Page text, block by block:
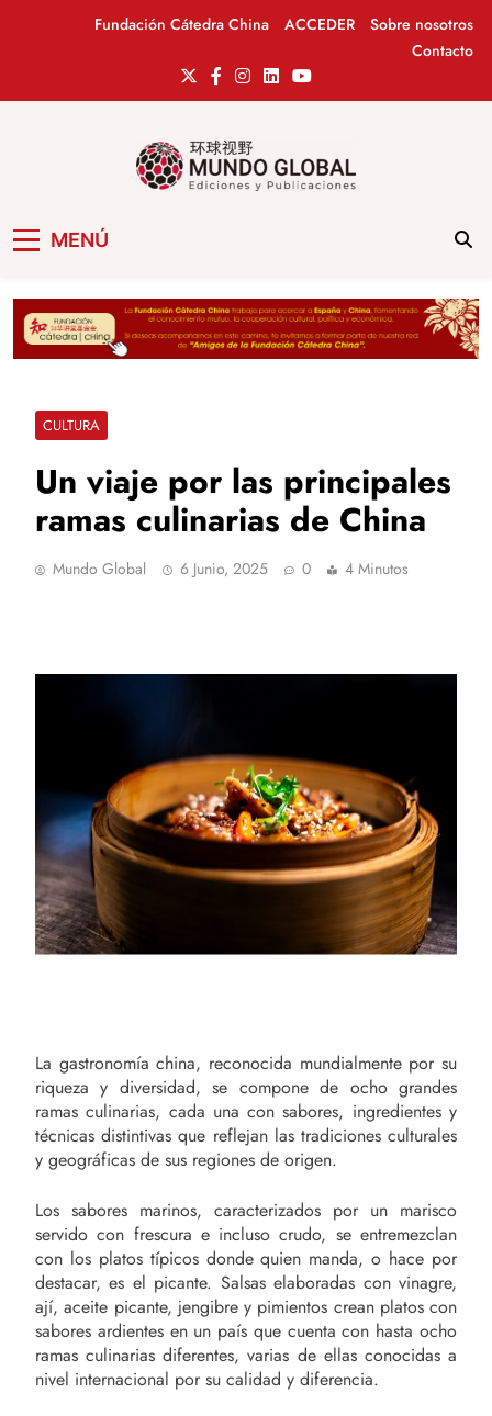
Fundación Cátedra China ACCEDER
Sobre nosotros
Contacto
MENÚ
CULTURA
Un viaje por las principales
ramas culinarias de China
Mundo Global 6 Junio, 2025 0 4 Minutos
La gastronomía china, reconocida mundialmente por su
riqueza y diversidad, se compone de ocho grandes
ramas culinarias, cada una con sabores, ingredientes y
técnicas distintivas que reflejan las tradiciones culturales
y geográficas de sus regiones de origen.
Los sabores marinos, caracterizados por un marisco
servido con frescura e incluso crudo, se entremezclan
con los platos típicos donde quien manda, o hace por
destacar, es el picante. Salsas elaboradas con vinagre,
ají, aceite picante, jengibre y pimientos crean platos con
sabores ardientes en un país que cuenta con hasta ocho
ramas culinarias diferentes, varias de ellas conocidas a
nivel internacional por su calidad y diferencia.